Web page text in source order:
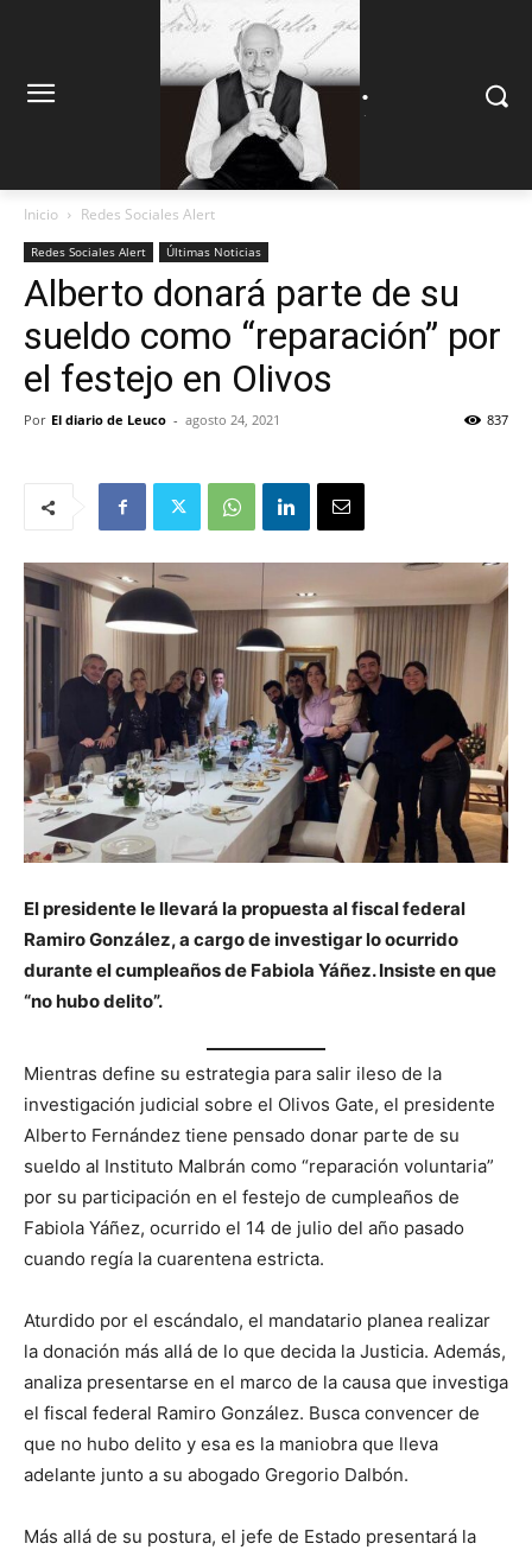
.
Inicio Redes Sociales Alert
Redes Sociales Alert Últimas Noticias
Alberto donará parte de su
sueldo como “reparación” por
el festejo en Olivos
Por El diario de Leuco - agosto 24, 2021 837
El presidente le llevará la propuesta al fiscal federal
Ramiro González, a cargo de investigar lo ocurrido
durante el cumpleaños de Fabiola Yáñez. Insiste en que
“no hubo delito”.
Mientras define su estrategia para salir ileso de la
investigación judicial sobre el Olivos Gate, el presidente
Alberto Fernández tiene pensado donar parte de su
sueldo al Instituto Malbrán como “reparación voluntaria”
por su participación en el festejo de cumpleaños de
Fabiola Yáñez, ocurrido el 14 de julio del año pasado
cuando regía la cuarentena estricta.
Aturdido por el escándalo, el mandatario planea realizar
la donación más allá de lo que decida la Justicia. Además,
analiza presentarse en el marco de la causa que investiga
el fiscal federal Ramiro González. Busca convencer de
que no hubo delito y esa es la maniobra que lleva
adelante junto a su abogado Gregorio Dalbón.
Más allá de su postura, el jefe de Estado presentará la